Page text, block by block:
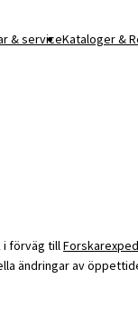
& serviceKataloger &
i förväg till
ändringar av